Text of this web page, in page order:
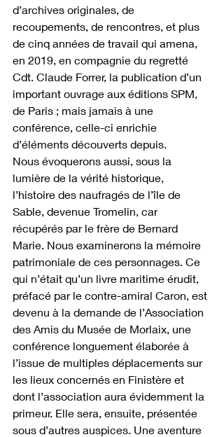
d’archives originales, de
recoupements, de rencontres, et plus
de cinq années de travail qui amena,
en 2019, en compagnie du regretté
Cdt. Claude Forrer, la publication d’un
important ouvrage aux éditions SPM,
de Paris ; mais jamais à une
conférence, celle-ci enrichie
d’éléments découverts depuis.
Nous évoquerons aussi, sous la
lumière de la vérité historique,
l’histoire des naufragés de l’île de
Sable, devenue Tromelin, car
récupérés par le frère de Bernard
Marie. Nous examinerons la mémoire
patrimoniale de ces personnages. Ce
qui n’était qu’un livre maritime érudit,
préfacé par le contre-amiral Caron, est
devenu à la demande de l’Association
des Amis du Musée de Morlaix, une
conférence longuement élaborée à
l’issue de multiples déplacements sur
les lieux concernés en Finistère et
dont l’association aura évidemment la
primeur. Elle sera, ensuite, présentée
sous d’autres auspices. Une aventure